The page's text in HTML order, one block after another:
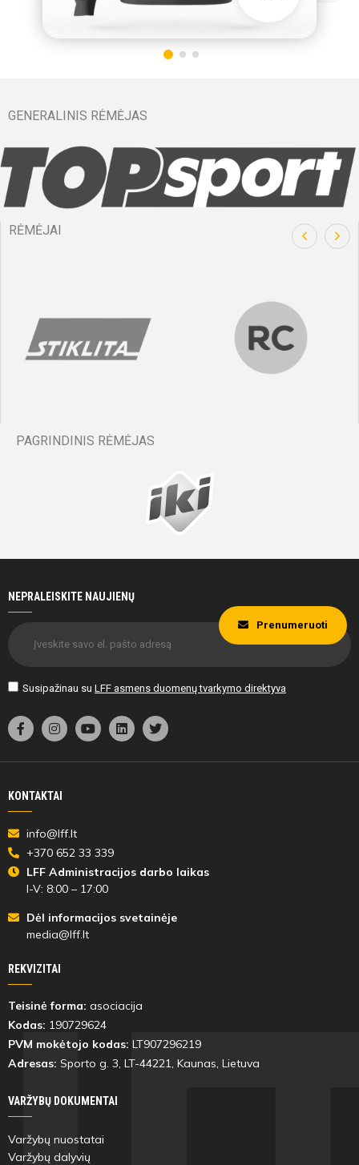
GENERALINIS RĖMĖJAS
RĖMĖJAI
PAGRINDINIS RĖMĖJAS
NEPRALEISKITE NAUJIENŲ
Susipažinau su LFF asmens duomenų tvarkymo direktyva
Prenumeruoti
KONTAKTAI
info@lff.lt
+370 652 33 339
LFF Administracijos darbo laikas
I-V: 8:00 – 17:00
Dėl informacijos svetainėje
media@lff.lt
REKVIZITAI
Teisinė forma: asociacija
Kodas: 190729624
PVM mokėtojo kodas: LT907296219
Adresas: Sporto g. 3, LT-44221 , Kaunas, Lietuva
VARŽYBŲ DOKUMENTAI
Varžybų nuostatai
Varžybų dalyvių